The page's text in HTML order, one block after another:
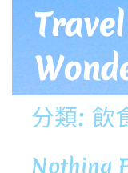
Travel
分類: 飲
Nothing